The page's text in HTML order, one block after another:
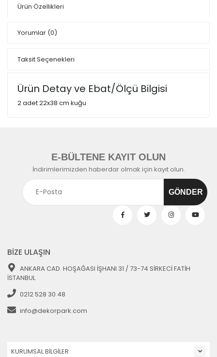
Ürün Özellikleri
Yorumlar (0)
Taksit Seçenekleri
Ürün Detay ve Ebat/Ölçü Bilgisi
2 adet 22x38 cm kuğu
E-BÜLTENE KAYIT OLUN
İndirimlerimizden haberdar olmak için kayıt olun.
BİZE ULAŞIN
ANKARA CAD. HOŞAĞASI İŞHANI 31 / 73-74 SİRKECİ FATİH
İSTANBUL
0212 528 30 48
info@dekorpark.com
KURUMSAL BİLGİLER